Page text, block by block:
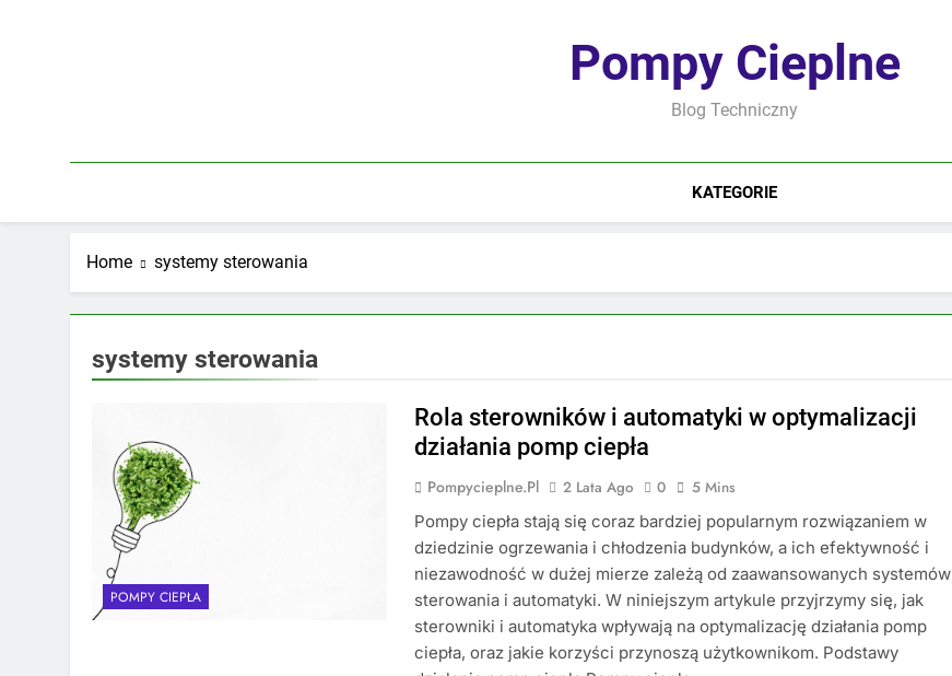
Pompy Cieplne
Blog Techniczny
KATEGORIE
Home systemy sterowania
systemy sterowania
POMPY CIEPŁA
Rola sterowników i automatyki w optymalizacji
działania pomp ciepła
Pompycieplne.pl 2 Lata Ago 0
5 Mins
Pompy ciepła stają się coraz bardziej popularnym rozwiązaniem w
dziedzinie ogrzewania i chłodzenia budynków, a ich efektywność i
niezawodność w dużej mierze zależą od zaawansowanych systemów
sterowania i automatyki. W niniejszym artykule przyjrzymy się, jak
sterowniki i automatyka wpływają na optymalizację działania pomp
ciepła, oraz jakie korzyści przynoszą użytkownikom. Podstawy